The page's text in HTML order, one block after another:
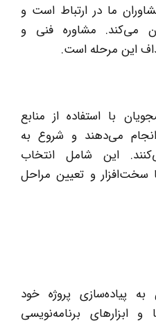
ما در ارتباط است و
می‌کند. مشاوره فنی و
این مرحله است.
با استفاده از منابع
می‌دهند و شروع به
این شامل انتخاب
سخت‌افزار و تعیین مراحل
پیاده‌سازی پروژه خود
و ابزارهای برنامه‌نویسی